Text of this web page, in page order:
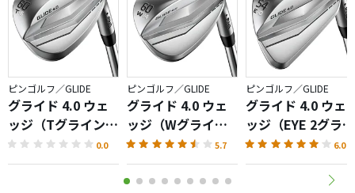
ピンゴルフ／GLIDE
グライド 4.0 ウェ
ッジ（Tグライン
ド）
0.0
ピンゴルフ／GLIDE
グライド 4.0 ウェ
ッジ（Wグライン
ド）
5.7
ピンゴルフ／GLIDE
グライド 4.0 ウェ
ッジ（EYE 2グライ
ンド）
6.0